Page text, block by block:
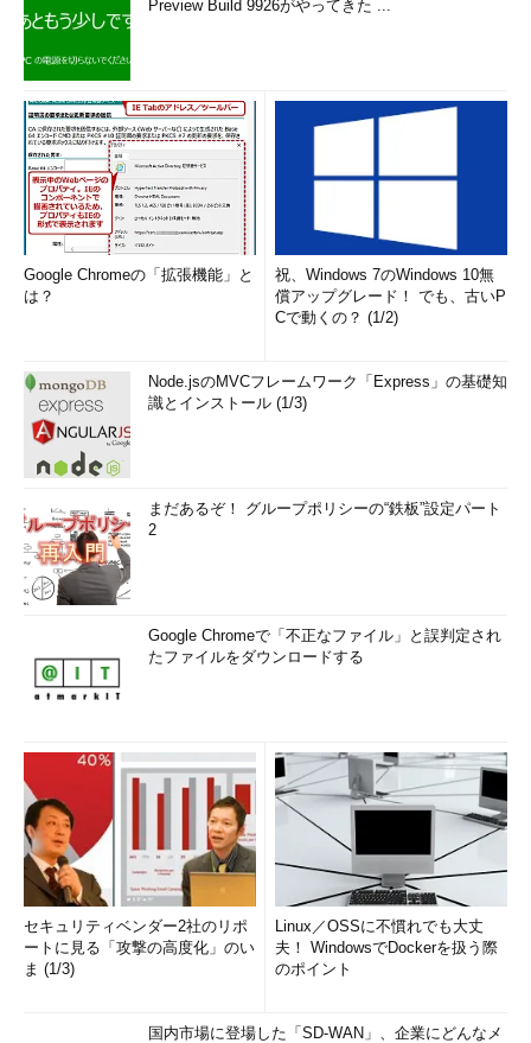
Preview Build 9926がやってきた ...
Google Chromeの「拡張機能」と
は？
祝、Windows 7のWindows 10無
償アップグレード！ でも、古いP
Cで動くの？ (1/2)
Node.jsのMVCフレームワーク「Express」の基礎知
識とインストール (1/3)
まだあるぞ！ グループポリシーの“鉄板”設定パート
2
Google Chromeで「不正なファイル」と誤判定され
たファイルをダウンロードする
セキュリティベンダー2社のリポ
ートに見る「攻撃の高度化」のい
ま (1/3)
Linux／OSSに不慣れでも大丈
夫！ WindowsでDockerを扱う際
のポイント
国内市場に登場した「SD-WAN」、企業にどんなメ